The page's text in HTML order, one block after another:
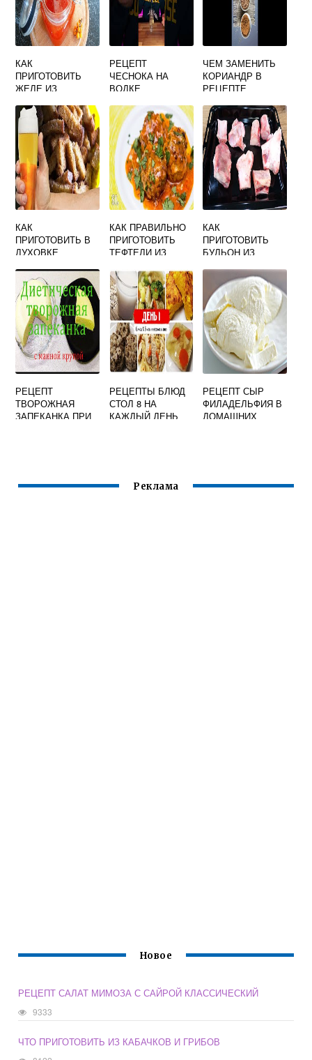
КАК
ПРИГОТОВИТЬ
ЖЕЛЕ ИЗ
ЗИМУ В
ДОМАШНИХ
УСЛОВИЯХ
РЕЦЕПТ
ЧЕСНОКА НА
ВОДКЕ
НАСТОЙКА
ЧЕМ ЗАМЕНИТЬ
КОРИАНДР В
РЕЦЕПТЕ
КАК
ПРИГОТОВИТЬ В
ДУХОВКЕ
КАК ПРАВИЛЬНО
ПРИГОТОВИТЬ
ТЕФТЕЛИ ИЗ
КАК
ПРИГОТОВИТЬ
БУЛЬОН ИЗ
РЕЦЕПТ
ТВОРОЖНАЯ
ЗАПЕКАНКА ПРИ
РЕЦЕПТЫ БЛЮД
СТОЛ 8 НА
КАЖДЫЙ ДЕНЬ
РЕЦЕПТ СЫР
ФИЛАДЕЛЬФИЯ В
ДОМАШНИХ
Реклама
Новое
РЕЦЕПТ САЛАТ МИМОЗА С САЙРОЙ КЛАССИЧЕСКИЙ
9333
ЧТО ПРИГОТОВИТЬ ИЗ КАБАЧКОВ И ГРИБОВ